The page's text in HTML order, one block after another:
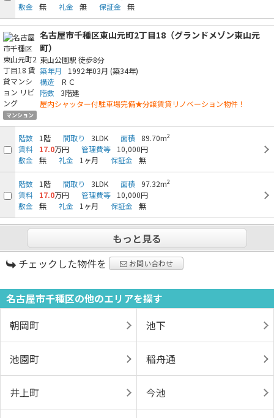
敷金
無 礼金 無 保証金 無
マンション
名古屋市千種区東山元町2丁目18（グランドメゾン東山元
町）
東山公園駅 徒歩8分
築年月
1992年03月 (築34年)
構造
ＲＣ
階数 3階建
屋内シャッター付駐車場完備★分譲賃貸リノベーション物件！
階数 1階 間取り 3LDK 面積 89.70m2
賃料 17.0万円 管理費等
10,000円
敷金
無 礼金 1ヶ月 保証金 無
階数 1階 間取り 3LDK 面積 97.32m2
賃料 17.0万円 管理費等
10,000円
敷金
無 礼金 1ヶ月 保証金 無
もっと見る
チェックした物件を
お問い合わせ
名古屋市千種区の他のエリアを探す
朝岡町
池下
池園町 稲舟通
井上町 今池